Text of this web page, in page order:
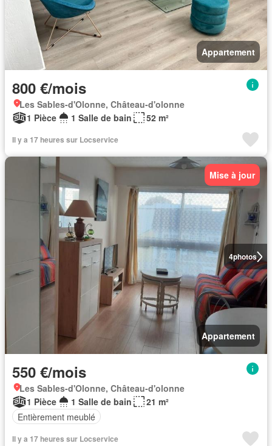
Appartement
800 €/mois
Les Sables-d'Olonne, Château-d'olonne
1 Pièce
1 Salle de bain 52 m²
Il y a 17 heures sur Locservice
4photos
Mise à jour
Appartement
550 €/mois
Les Sables-d'Olonne, Château-d'olonne
1 Pièce
1 Salle de bain
21 m²
Entièrement meublé
Il y a 17 heures sur Locservice